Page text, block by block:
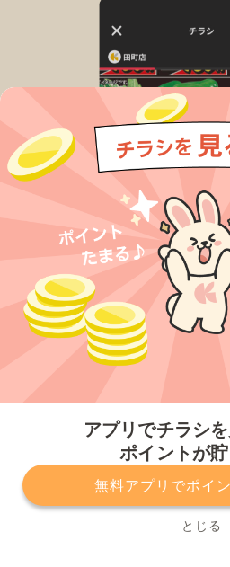
アプリでチラシ
ポイントが貯
無料アプリでポイ
とじる
プライバシーポリシー 利用
サービスに関してのお問い合わせ